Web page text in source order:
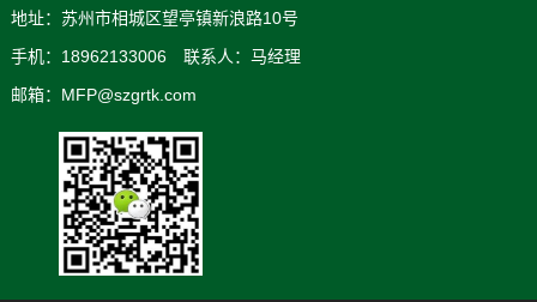
地址：苏州市相城区望亭镇新浪路10号
手机：18962133006 联系人：马经理
邮箱：MFP@szgrtk.com